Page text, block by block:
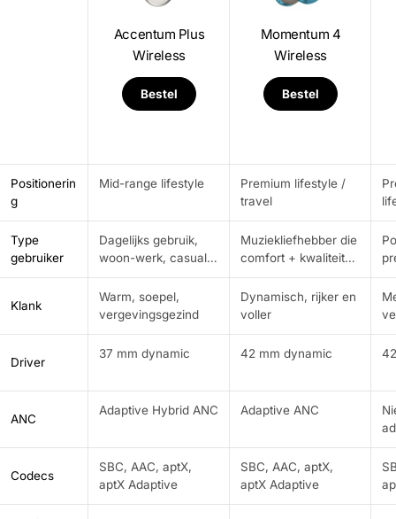
Accentum Plus
Wireless
Bestel
Momentum 4
Wireless
Bestel
Positionerin
g
Mid-range lifestyle
Premium lifestyle /
travel
Type
gebruiker
Dagelijks gebruik,
woon-werk, casual
luisteren
Muziekliefhebber die
comfort + kwaliteit
wil
Klank
Warm, soepel,
vergevingsgezind
Dynamisch, rijker en
voller
Driver
37 mm dynamic 42 mm dynamic
ANC
Adaptive Hybrid ANC Adaptive ANC
Codecs
SBC, AAC, aptX,
aptX Adaptive
SBC, AAC, aptX,
aptX Adaptive